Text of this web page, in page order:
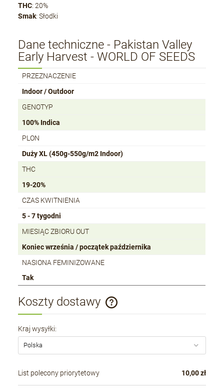
THC: 20%
Smak: Słodki
Dane techniczne - Pakistan Valley
Early Harvest - WORLD OF SEEDS
PRZEZNACZENIE
Indoor / Outdoor
GENOTYP
100% Indica
PLON
Duży XL (450g-550g/m2 Indoor)
THC
19-20%
CZAS KWITNIENIA
5 - 7 tygodni
MIESIĄC ZBIORU OUT
Koniec września / początek października
NASIONA FEMINIZOWANE
Tak
Koszty dostawy
Cena nie zawiera ewentualnych kosztów płatności
Kraj wysyłki:
List polecony priorytetowy 10,00 zł